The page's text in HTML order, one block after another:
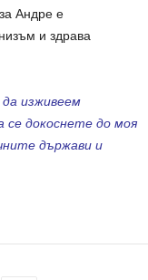
за Андре е
и здрава
да изживеем
докоснете до моя
държави и